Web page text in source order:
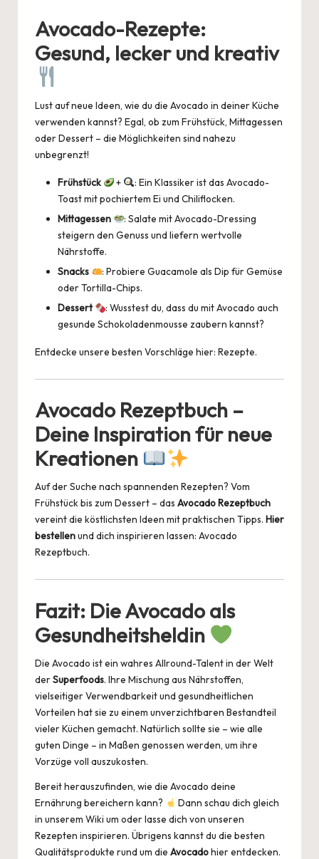
Avocado-Rezepte:
Gesund, lecker und kreativ
Lust auf neue Ideen, wie du die Avocado in deiner Küche
verwenden kannst? Egal, ob zum Frühstück, Mittagessen
oder Dessert – die Möglichkeiten sind nahezu
unbegrenzt!
Frühstück +
: Ein Klassiker ist das Avocado-
Toast mit pochiertem Ei und Chiliflocken.
Mittagessen
: Salate mit Avocado-Dressing
steigern den Genuss und liefern wertvolle
Nährstoffe.
Snacks
: Probiere Guacamole als Dip für Gemüse
oder Tortilla-Chips.
Dessert
: Wusstest du, dass du mit Avocado auch
gesunde Schokoladenmousse zaubern kannst?
Entdecke unsere besten Vorschläge hier: Rezepte.
Avocado Rezeptbuch –
Deine Inspiration für neue
Kreationen
Auf der Suche nach spannenden Rezepten? Vom
Frühstück bis zum Dessert – das Avocado Rezeptbuch
vereint die köstlichsten Ideen mit praktischen Tipps. Hier
bestellenund dich inspirieren lassen: Avocado
Rezeptbuch.
Fazit: Die Avocado als
Gesundheitsheldin
Die Avocado ist ein wahres Allround-Talent in der Welt
derSuperfoods. Ihre Mischung aus Nährstoffen,
vielseitiger Verwendbarkeit und gesundheitlichen
Vorteilen hat sie zu einem unverzichtbaren Bestandteil
vieler Küchen gemacht. Natürlich sollte sie – wie alle
guten Dinge – in Maßen genossen werden, um ihre
Vorzüge voll auszukosten.
Bereit herauszufinden, wie die Avocado deine
Ernährung bereichern kann?
Dann schau dich gleich
in unserem Wiki um oder lasse dich von unseren
Rezepten inspirieren. Übrigens kannst du die besten
Qualitätsprodukte rund um die Avocadohierentdecken.